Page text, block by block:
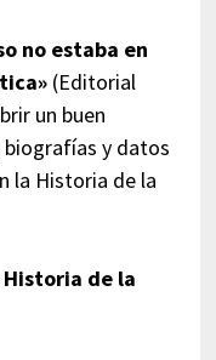
no estaba en
(Editorial
un buen
biografías y datos
la Historia de la
Historia de la